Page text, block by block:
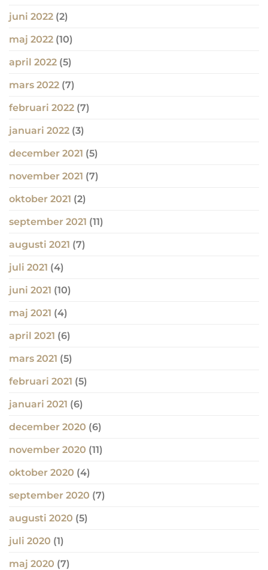
juni 2022 (2)
maj 2022 (10)
april 2022 (5)
mars 2022 (7)
februari 2022 (7)
januari 2022 (3)
december 2021 (5)
november 2021 (7)
oktober 2021 (2)
september 2021 (11)
augusti 2021 (7)
juli 2021 (4)
juni 2021 (10)
maj 2021 (4)
april 2021 (6)
mars 2021 (5)
februari 2021 (5)
januari 2021 (6)
december 2020 (6)
november 2020 (11)
oktober 2020 (4)
september 2020 (7)
augusti 2020 (5)
juli 2020 (1)
maj 2020 (7)